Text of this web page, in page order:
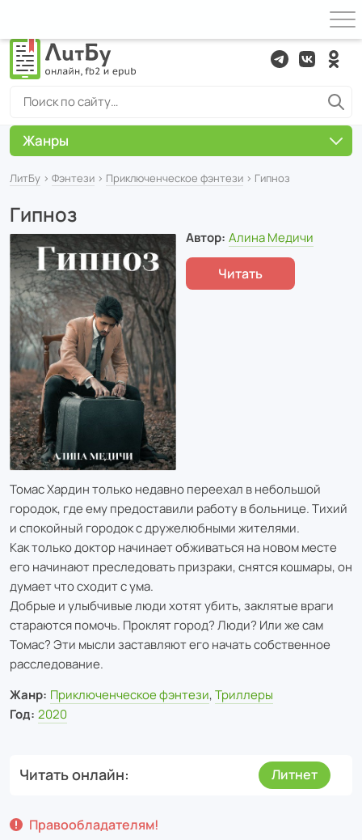
ЛитБу › Фэнтези › Приключенческое фэнтези › Гипноз
Гипноз
Автор: Алина Медичи
Читать
Томас Хардин только недавно переехал в небольшой
городок, где ему предоставили работу в больнице. Тихий
и спокойный городок с дружелюбными жителями.
Как только доктор начинает обживаться на новом месте
его начинают преследовать призраки, снятся кошмары, он
думает что сходит с ума.
Добрые и улыбчивые люди хотят убить, заклятые враги
стараются помочь. Проклят город? Люди? Или же сам
Томас? Эти мысли заставляют его начать собственное
расследование.
Жанр: Приключенческое фэнтези,Триллеры
Год: 2020
Читать онлайн Литнет
Правообладателям!
Жанры